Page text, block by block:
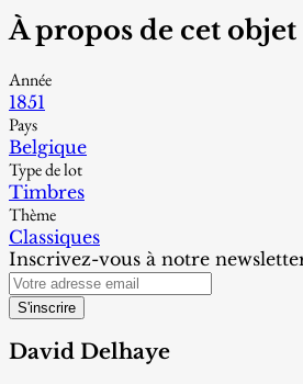
À propos de cet objet
Année
1851
Pays
Belgique
Type de lot
Timbres
Thème
Classiques
Inscrivez-vous à notre
S'inscrire
David Delhaye